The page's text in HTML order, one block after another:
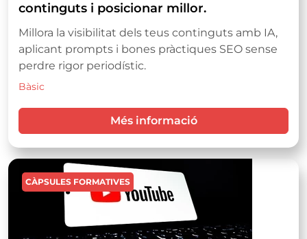
continguts i posicionar millor.
Millora la visibilitat dels teus continguts amb IA,
aplicant prompts i bones pràctiques SEO sense
perdre rigor periodístic.
Bàsic
Més informació
Imatge
CÀPSULES FORMATIVES